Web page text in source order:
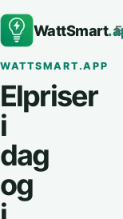
WattSmart
WATTSMART.APP
Elpriser
i
dag
og